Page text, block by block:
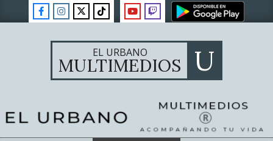
to
EL URBANO
MULTIMEDIOS U